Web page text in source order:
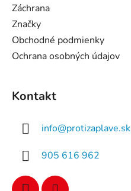
Záchrana
Značky
Obchodné podmienky
Ochrana osobných údajov
Kontakt
info@protizaplave.sk
905 616 962